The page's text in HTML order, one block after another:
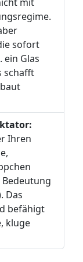
sofort
ein Glas
schafft
Ihren
Das
befähigt
kluge